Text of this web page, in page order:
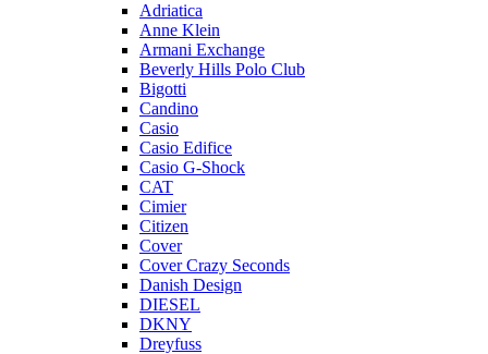
Adriatica
Anne Klein
Armani Exchange
Beverly Hills Polo Club
Bigotti
Candino
Casio
Casio Edifice
Casio G-Shock
CAT
Cimier
Citizen
Cover
Cover Crazy Seconds
Danish Design
DIESEL
DKNY
Dreyfuss